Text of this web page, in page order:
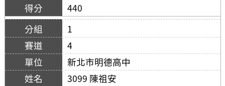
440
1
4
新北市明德高中
3099 陳祖安